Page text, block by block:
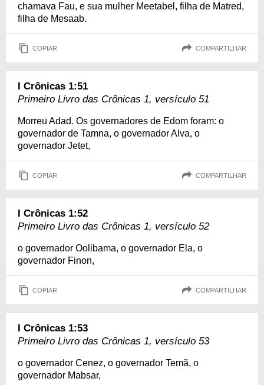
chamava Fau, e sua mulher Meetabel, filha de Matred,
filha de Mesaab.
COPIAR COMPARTILHAR
I Crônicas 1:51
Primeiro Livro das Crônicas 1, versículo 51
Morreu Adad. Os governadores de Edom foram: o
governador de Tamna, o governador Alva, o
governador Jetet,
COPIAR COMPARTILHAR
I Crônicas 1:52
Primeiro Livro das Crônicas 1, versículo 52
o governador Oolibama, o governador Ela, o
governador Finon,
COPIAR COMPARTILHAR
I Crônicas 1:53
Primeiro Livro das Crônicas 1, versículo 53
o governador Cenez, o governador Temã, o
governador Mabsar,